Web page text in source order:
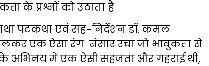
के प्रश्नों को उठाता है।
पटकथा एवं सह-निर्देशन डॉ. कमल
एक ऐसा रंग-संसार रचा जो भावुकता से
के अभिनय में एक ऐसी सहजता और गहराई थी,